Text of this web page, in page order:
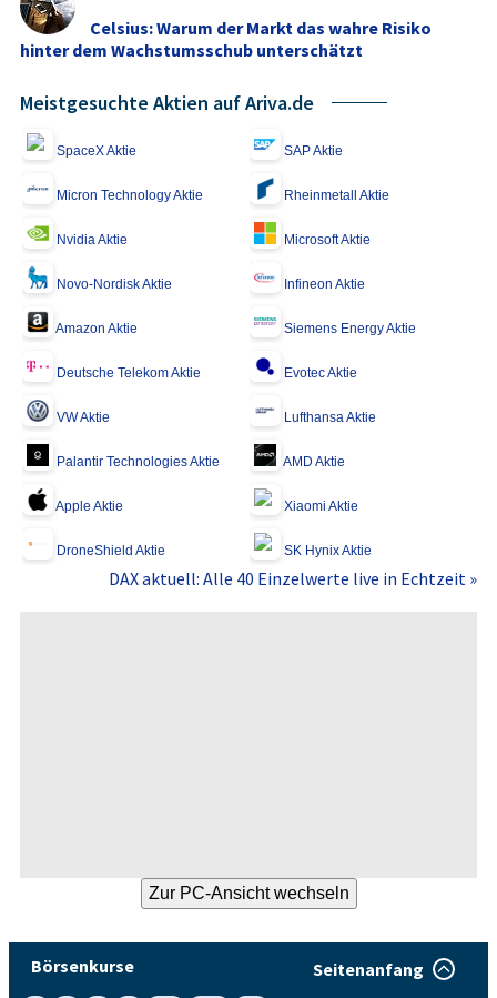
Celsius: Warum der Markt das wahre Risiko
hinter dem Wachstumsschub unterschätzt
Meistgesuchte Aktien auf Ariva.de
SpaceX Aktie SAP Aktie
Micron Technology Aktie Rheinmetall Aktie
Nvidia Aktie Microsoft Aktie
Novo-Nordisk Aktie Infineon Aktie
Amazon Aktie Siemens Energy Aktie
Deutsche Telekom Aktie Evotec Aktie
VW Aktie Lufthansa Aktie
Palantir Technologies Aktie AMD Aktie
Apple Aktie Xiaomi Aktie
DroneShield Aktie SK Hynix Aktie
DAX aktuell: Alle 40 Einzelwerte live in Echtzeit »
Börsenkurse Seitenanfang